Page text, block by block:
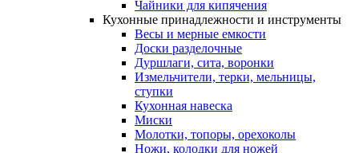
Чайники для кипячения
Кухонные принадлежности и инструменты
Весы и мерные емкости
Доски разделочные
Дуршлаги, сита, воронки
Измельчители, терки, мельницы,
ступки
Кухонная навеска
Миски
Молотки, топоры, орехоколы
Ножи, колодки для ножей